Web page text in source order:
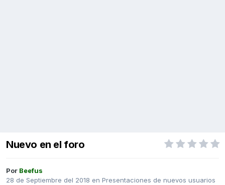
Nuevo en el foro
Por Beefus
28 de Septiembre del 2018 en Presentaciones de nuevos usuarios